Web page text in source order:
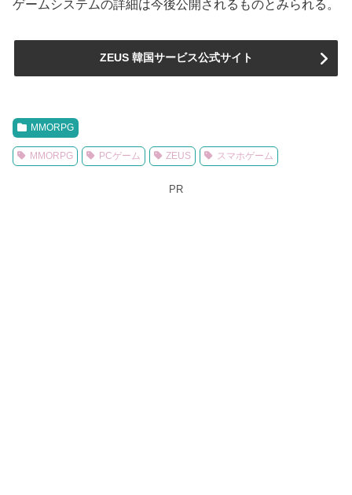
ゲームシステムの詳細は今後公開されるものとみられる。
ZEUS 韓国サービス公式サイト
MMORPG
MMORPG PCゲーム ZEUS スマホゲーム
PR